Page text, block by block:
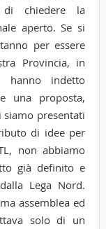
chiedere la
aperto. Se si
per essere
Provincia, in
hanno indetto
una proposta,
siamo presentati
di idee per
non abbiamo
già definito e
Lega Nord.
assemblea ed
solo di un